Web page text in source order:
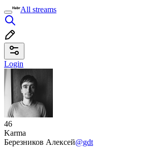
All streams
Login
46
Karma
Березников Алексей@gdt